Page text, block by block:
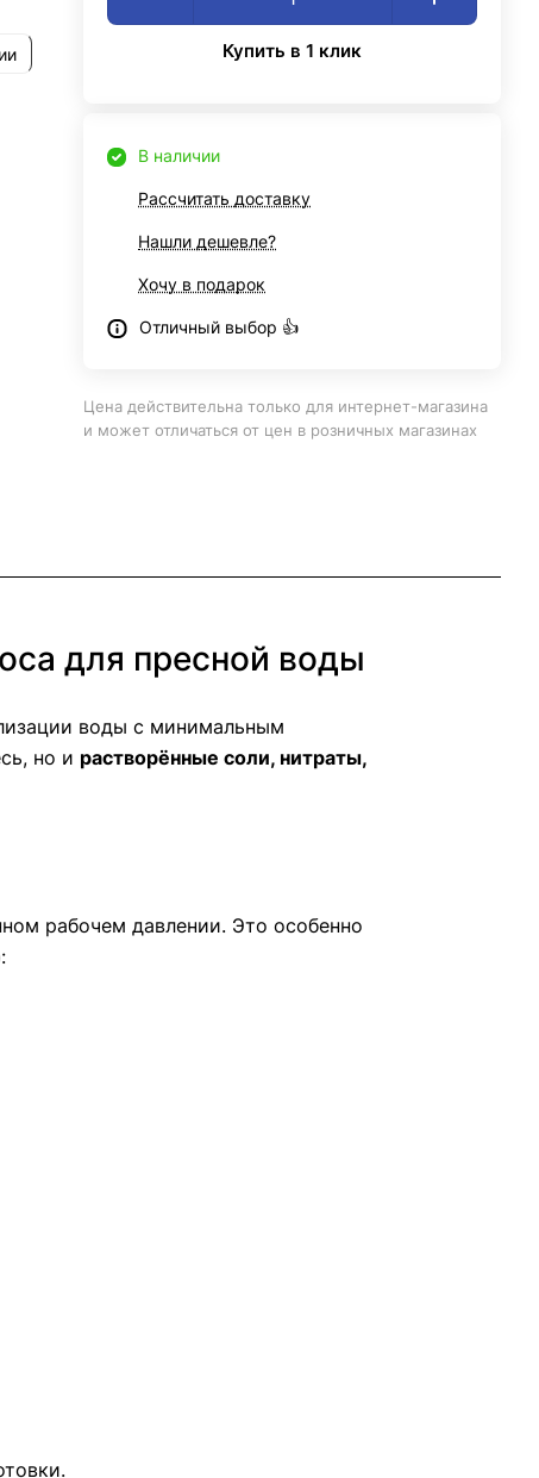
Купить в 1 клик
В наличии
Рассчитать доставку
Нашли дешевле?
Хочу в подарок
Отличный выбор 👍
Цена действительна только для интернет-магазина
и может отличаться от цен в розничных магазинах
для пресной воды
воды с минимальным
но и растворённые соли, нитраты,
рабочем давлении. Это особенно